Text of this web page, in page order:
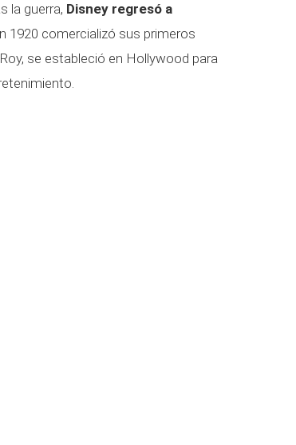
la guerra, Disney regresó a
1920 comercializó sus primeros
se estableció en Hollywood para